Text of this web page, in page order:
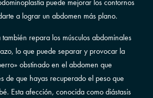
puede mejorar los contornos
a lograr un abdomen más plano.
repara los músculos abdominales
lo que puede separar y provocar la
obstinado en el abdomen que
de que hayas recuperado el peso que
Esta afección, conocida como diástasis